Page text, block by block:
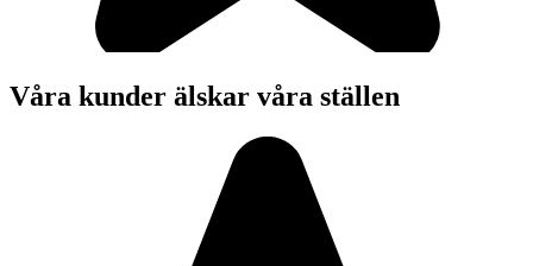
Våra kunder älskar våra ställen